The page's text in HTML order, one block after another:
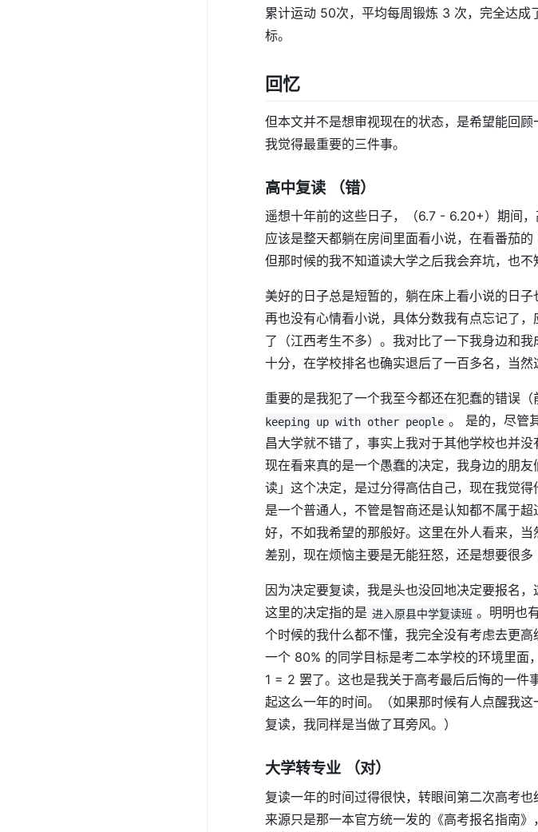
累计运动 50次，平均每周锻炼 3 次，完全达成
标。
回忆
但本文并不是想审视现在的状态，是希望能回
我觉得最重要的三件事。
高中复读 （错）
遥想十年前的这些日子，（6.7 - 6.20+）期间
应该是整天都躺在房间里面看小说，在看番茄
但那时候的我不知道读大学之后我会弃坑，也不
美好的日子总是短暂的，躺在床上看小说的日
再也没有心情看小说，具体分数我有点忘记了
了（江西考生不多）。我对比了一下我身边和
十分，在学校排名也确实退后了一百多名，当然
重要的是我犯了一个我至今都还在犯蠢的错误（
keeping up with other people 。 是的，尽管
昌大学就不错了，事实上我对于其他学校也并
现在看来真的是一个愚蠢的决定，我身边的朋
读」这个决定，是过分得高估自己，现在我觉
是一个普通人，不管是智商还是认知都不属于
好，不如我希望的那般好。这里在外人看来，
差别，现在烦恼主要是无能狂怒，还是想要很多
因为决定要复读，我是头也没回地决定要报名，
这里的决定指的是 进入原县中学复读班 。明明也
个时候的我什么都不懂，我完全没有考虑去更
一个 80% 的同学目标是考二本学校的环境里面
1 = 2 罢了。这也是我关于高考最后后悔的一件
起这么一年的时间。（如果那时候有人点醒我
复读，我同样是当做了耳旁风。）
大学转专业 （对）
复读一年的时间过得很快，转眼间第二次高考
来源只是那一本官方统一发的《高考报名指南